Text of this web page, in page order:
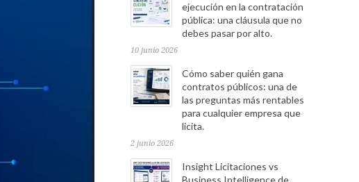
ejecución en la contratación
pública: una cláusula que no
debes pasar por alto.
10 junio 2026
Cómo saber quién gana
contratos públicos: una de
las preguntas más rentables
para cualquier empresa que
licita.
2 junio 2026
Insight Licitaciones vs
Business Intelligence de